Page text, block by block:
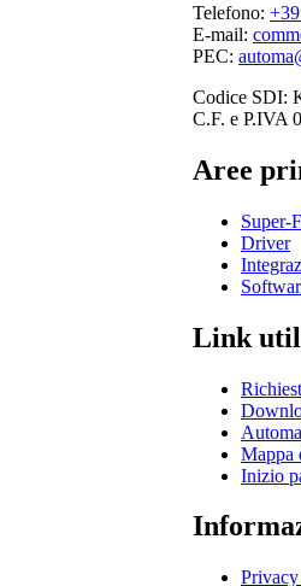
Telefono:
E-mail:
PEC:
Codice SDI:
C.F. e P.IVA
Aree
Super-
Driver
Link
Mappa
Inizio